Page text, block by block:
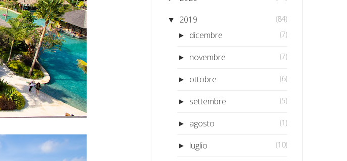
▼ 2019 (84)
► dicembre (7)
► novembre (7)
► ottobre (6)
► settembre (5)
► agosto (1)
► luglio (10)